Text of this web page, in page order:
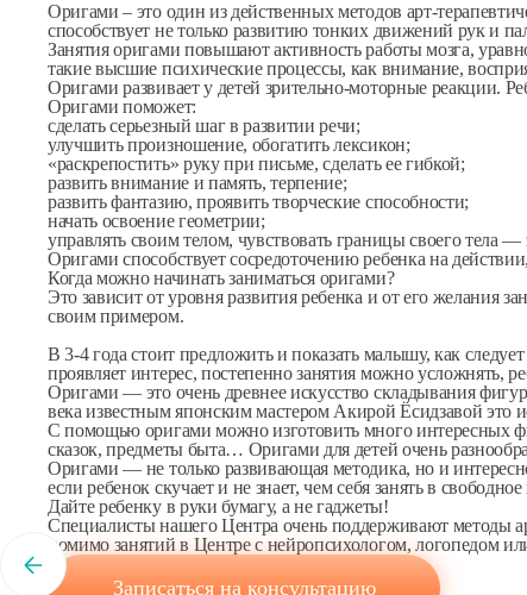
Транскраниальная
Занятия на аппарате Forbrain
Dir / Floortime
Мозжечковая стимуляция
Остеопатия
Песочная терапия
Логопедический массаж
Логопедическое
Кинезиотейпирование
Психологическое консультирование
Оригами – это один из действенных методов арт-
способствует не только развитию тонких движений рук и
Занятия оригами повышают активность работы мозга,
такие высшие психические процессы, как внимание,
Оригами развивает у детей зрительно-моторные реакции.
Оригами поможет:
сделать серьезный шаг в развитии речи;
улучшить произношение, обогатить лексикон;
«раскрепостить» руку при письме, сделать ее гибкой;
развить внимание и память, терпение;
развить фантазию, проявить творческие способности;
начать освоение геометрии;
управлять своим телом, чувствовать границы своего тела
Оригами способствует сосредоточению ребенка на
Когда можно начинать заниматься оригами?
Это зависит от уровня развития ребенка и от его желания
своим примером.
В 3-4 года стоит предложить и показать малышу, как
проявляет интерес, постепенно занятия можно усложнять,
Оригами — это очень древнее искусство складывания
века известным японским мастером Акирой Ёсидзавой это
С помощью оригами можно изготовить много интересных
сказок, предметы быта… Оригами для детей очень
Оригами — не только развивающая методика, но и
если ребенок скучает и не знает, чем себя занять в
Дайте ребенку в руки бумагу, а не гаджеты!
Специалисты нашего Центра очень поддерживают методы
помимо занятий в Центре с нейропсихологом, логопедом
Записаться на консультацию